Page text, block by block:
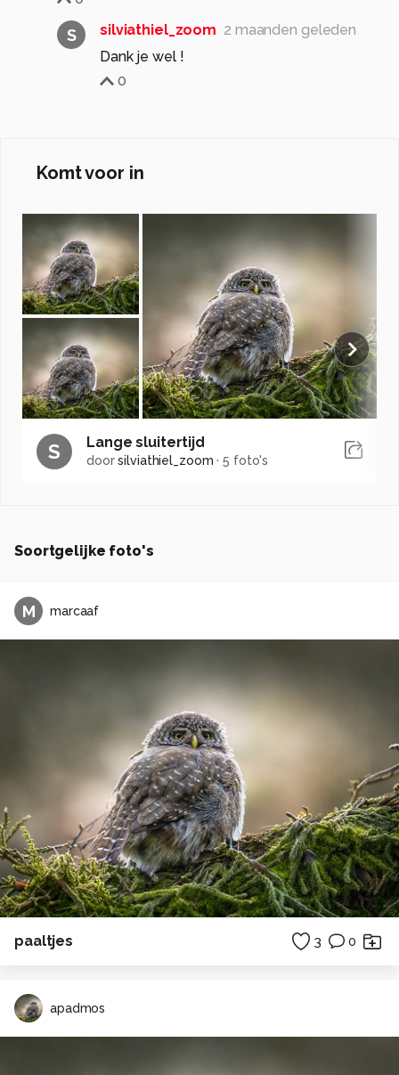
S silviathiel_zoom 2 maanden geleden
Dank je wel !
0
Komt voor in
S Lange sluitertijd
doorsilviathiel_zoom ·5 foto's
Soortgelijke foto's
M marcaaf
paaltjes 3 0
apadmos